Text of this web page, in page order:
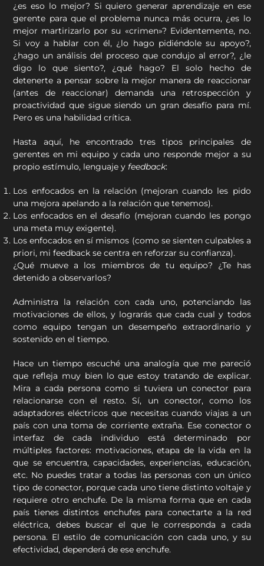
¿es eso lo mejor? Si quiero generar aprendizaje en ese
gerente para que el problema nunca más ocurra, ¿es lo
mejor martirizarlo por su «crimen»? Evidentemente, no.
Si voy a hablar con él, ¿lo hago pidiéndole su apoyo?,
¿hago un análisis del proceso que condujo al error?, ¿le
digo lo que siento?, ¿qué hago? El solo hecho de
detenerte a pensar sobre la mejor manera de reaccionar
(antes de reaccionar) demanda una retrospección y
proactividad que sigue siendo un gran desafío para mí.
Pero es una habilidad crítica.
Hasta aquí, he encontrado tres tipos principales de
gerentes en mi equipo y cada uno responde mejor a su
propio estímulo, lenguaje y feedback:
Los enfocados en la relación (mejoran cuando les pido
una mejora apelando a la relación que tenemos).
Los enfocados en el desafío (mejoran cuando les pongo
una meta muy exigente).
Los enfocados en sí mismos (como se sienten culpables a
priori, mi feedback se centra en reforzar su confianza).
¿Qué mueve a los miembros de tu equipo? ¿Te has
detenido a observarlos?
Administra la relación con cada uno, potenciando las
motivaciones de ellos, y lograrás que cada cual y todos
como equipo tengan un desempeño extraordinario y
sostenido en el tiempo.
Hace un tiempo escuché una analogía que me pareció
que refleja muy bien lo que estoy tratando de explicar.
Mira a cada persona como si tuviera un conector para
relacionarse con el resto. Sí, un conector, como los
adaptadores eléctricos que necesitas cuando viajas a un
país con una toma de corriente extraña. Ese conector o
interfaz de cada individuo está determinado por
múltiples factores: motivaciones, etapa de la vida en la
que se encuentra, capacidades, experiencias, educación,
etc. No puedes tratar a todas las personas con un único
tipo de conector, porque cada uno tiene distinto voltaje y
requiere otro enchufe. De la misma forma que en cada
país tienes distintos enchufes para conectarte a la red
eléctrica, debes buscar el que le corresponda a cada
persona. El estilo de comunicación con cada uno, y su
efectividad, dependerá de ese enchufe.